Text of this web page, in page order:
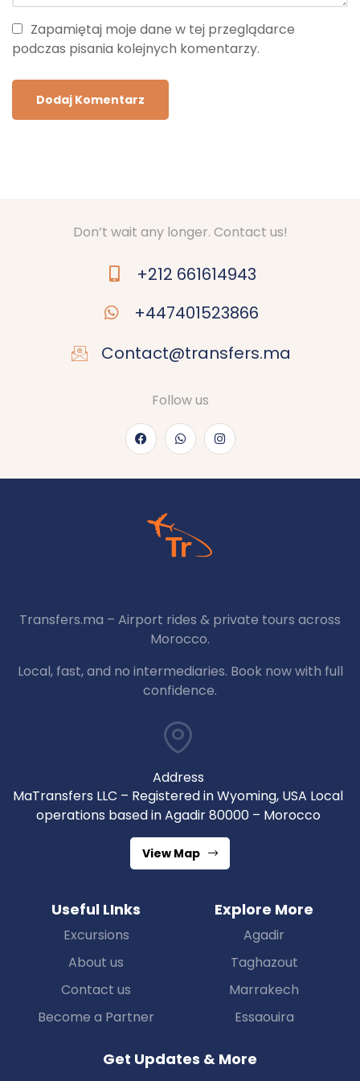
Zapamiętaj moje dane w tej przeglądarce
podczas pisania kolejnych komentarzy.
Don’t wait any longer. Contact us!
+212 661614943
+447401523866
Contact@transfers.ma
Follow us
Transfers.ma – Airport rides & private tours across
Morocco.
Local, fast, and no intermediaries. Book now with full
confidence.
Address
MaTransfers LLC – Registered in Wyoming, USA Local
operations based in Agadir 80000 – Morocco
View Map
Useful LInks
Excursions
About us
Contact us
Become a Partner
Explore More
Agadir
Taghazout
Marrakech
Essaouira
Get Updates & More